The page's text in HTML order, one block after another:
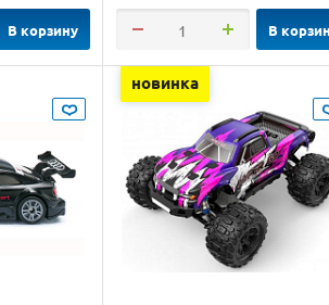
В корзину В
новинка